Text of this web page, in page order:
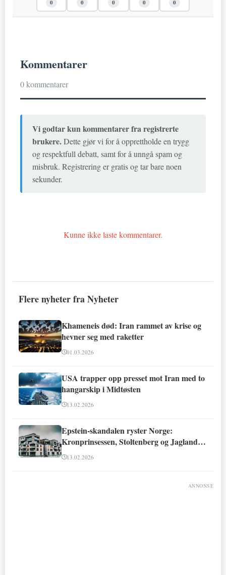
0 0 0 0 0
Kommentarer
0 kommentarer
Vi godtar kun kommentarer fra registrerte
brukere.Dette gjør vi for å opprettholde en trygg
og respektfull debatt, samt for å unngå spam og
misbruk. Registrering er gratis og tar bare noen
sekunder.
Kunne ikke laste kommentarer.
Flere nyheter fra Nyheter
Khameneis død: Iran rammet av krise og
hevner seg med raketter
01.03.2026
USA trapper opp presset mot Iran med to
hangarskip i Midtøsten
13.02.2026
Epstein-skandalen ryster Norge:
Kronprinsessen, Stoltenberg og Jagland
involvert
13.02.2026
ANNONSE